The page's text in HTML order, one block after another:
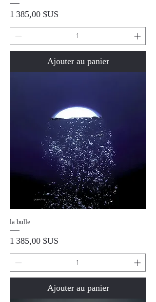
Prix
1 385,00 $US
Ajouter au panier
la bulle
Prix
1 385,00 $US
Ajouter au panier